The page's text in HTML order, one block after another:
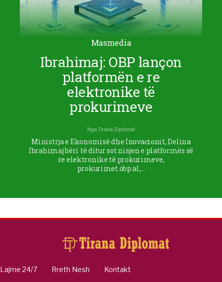
Masmedia
Ibrahimaj: OBP lançon
platformën e re
elektronike të
prokurimeve
NgaTirana Diplomat
Ministrja e Ekonomisë dhe Inovacionit, Delina
Ibrahimaj bëri të ditur sot nisjen e platformës së
re elektronike të prokurimeve,
prokurimet.obp.al,…
Lajme 24/7 Rreth Nesh Kontakt